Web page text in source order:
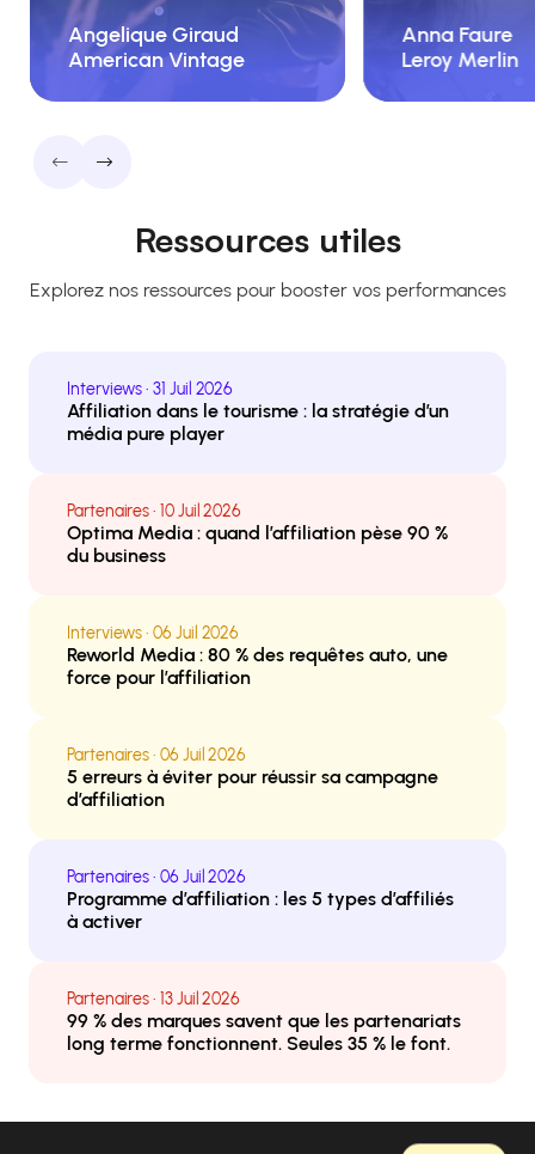
Angelique Giraud
American Vintage
Angelique Giraud
Chargée des relations presse et
digital
American Vintage
Anna Faure
Leroy Merlin
Responsable
RP/Influence
Ressources utiles
Explorez nos ressources pour booster vos performances
Interviews • 31 Juil 2026
Affiliation dans le tourisme : la stratégie d’un
média pure player
Partenaires • 10 Juil 2026
Optima Media : quand l’affiliation pèse 90 %
du business
Interviews • 06 Juil 2026
Reworld Media : 80 % des requêtes auto, une
force pour l’affiliation
Partenaires • 06 Juil 2026
5 erreurs à éviter pour réussir sa campagne
d’affiliation
Partenaires • 06 Juil 2026
Programme d’affiliation : les 5 types d’affiliés
à activer
Partenaires • 13 Juil 2026
99 % des marques savent que les partenariats
long terme fonctionnent. Seules 35 % le font.